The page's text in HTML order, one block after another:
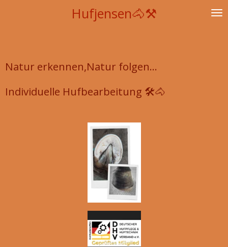
Hufjensen🐴⚒️
Natur erkennen,Natur folgen...
Individuelle Hufbearbeitung 🛠🐴